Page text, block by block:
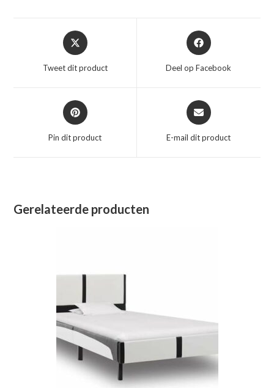
Opent
in
nieuw
Tweet dit product
Opent
in
nieuw
Deel op Facebook
Opent
in
nieuw
Pin dit product
Opent
in
nieuw
E-mail dit product
Gerelateerde producten